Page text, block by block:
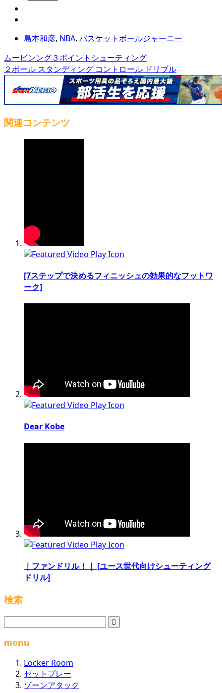
島本和彦, NBA, バスケットボールジャーニー
ムービンング３ポイントシューティング
２ボール スタンディング コントロール ドリブル
関連コンテンツ
[7ステップで決めるフィニッシュの効果的なフットワ
ーク]
Dear Kobe
｜ファンドリル！｜ [ユース世代向けシューティング
ドリル]
検索
menu
Locker Room
セットプレー
ゾーンアタック